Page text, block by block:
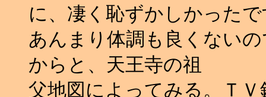
に、凄く恥ずかしかった
あんまり体調も良くない
からと、天王寺の祖
父地図によってみる。Ｔ